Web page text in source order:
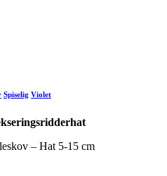
Spiselig Violet
– Hat 5-15 cm